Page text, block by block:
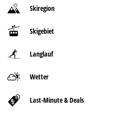
Skiregion
Skigebiet
Langlauf
Wetter
Last-Minute & Deals